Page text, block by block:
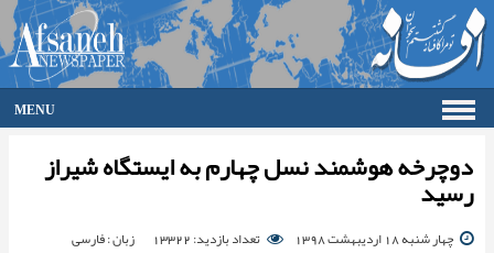
MENU
فرهنگ
اقتصاد
گزارش تصویری
دوچرخه هوشمند نسل چهارم به ایستگاه شیراز
رسید
چهار شنبه 18 اردیبهشت 1398 تعداد بازدید: 13322 زبان : فارسی